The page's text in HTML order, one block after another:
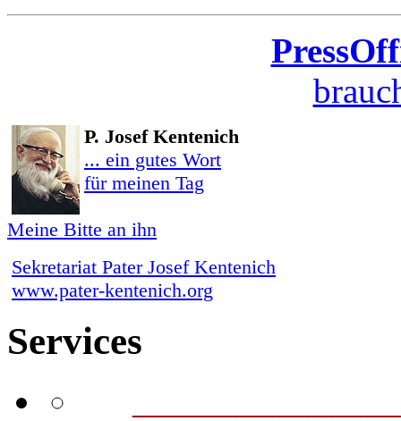
P. Josef Kentenich
... ein gutes Wort
für meinen Tag
Meine Bitte an ihn
Sekretariat Pater Josef Kentenich
www.pater-kentenich.org
Services